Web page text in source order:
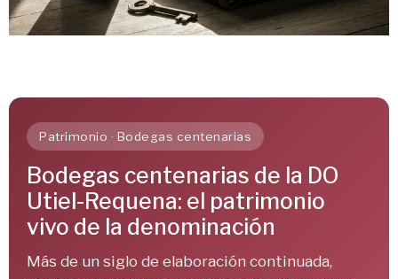
Patrimonio · Bodegas centenarias
Bodegas centenarias de la DO
Utiel-Requena: el patrimonio
vivo de la denominación
Más de un siglo de elaboración continuada,